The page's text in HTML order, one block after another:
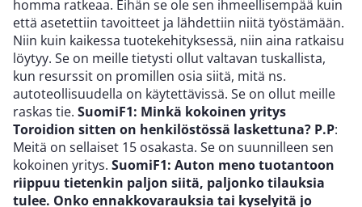
homma ratkeaa. Eihän se ole sen ihmeellisempää kuin
että asetettiin tavoitteet ja lähdettiin niitä työstämään.
Niin kuin kaikessa tuotekehityksessä, niin aina ratkaisu
löytyy. Se on meille tietysti ollut valtavan tuskallista,
kun resurssit on promillen osia siitä, mitä ns.
autoteollisuudella on käytettävissä. Se on ollut meille
raskas tie. SuomiF1: Minkä kokoinen yritys
Toroidion sitten on henkilöstössä laskettuna? P.P:
Meitä on sellaiset 15 osakasta. Se on suunnilleen sen
kokoinen yritys. SuomiF1: Auton meno tuotantoon
riippuu tietenkin paljon siitä, paljonko tilauksia
tulee. Onko ennakkovarauksia tai kyselyitä jo